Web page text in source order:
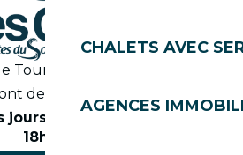
CHALETS AVEC
AGENCES
Tourisme des Gets
de Neige 74260 Les Gets
en saison de 8h30 à
18h30